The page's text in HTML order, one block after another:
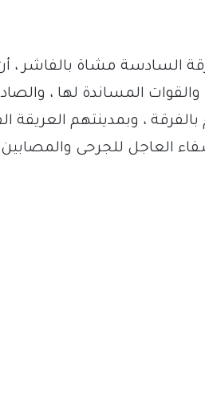
السادسة مشاة بالفاشر ،
المساندة لها ،
، وبمدينتهم العريقة
العاجل للجرحى والمصابين